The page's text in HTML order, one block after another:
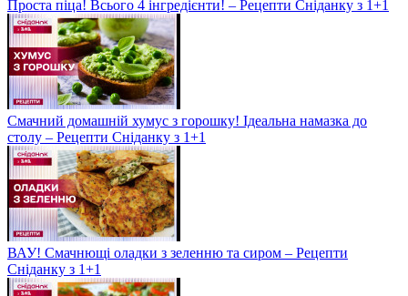
Проста піца! Всього 4 інгредієнти! – Рецепти Сніданку з 1+1
Смачний домашній хумус з горошку! Ідеальна намазка до
столу – Рецепти Сніданку з 1+1
ВАУ! Смачнющі оладки з зеленню та сиром – Рецепти
Сніданку з 1+1